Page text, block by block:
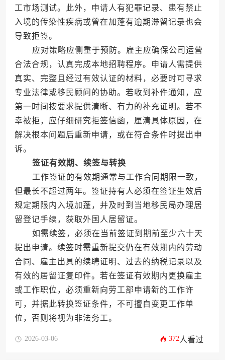
工市场测试。此外，申请人有犯罪记录、患有禁止
入境的传染性疾病或曾在加蓬有逾期滞留记录也会
导致拒签。
应对策略应侧重于预防。雇主应确保公司运营
合法合规，认真完成本地招聘程序。申请人需提供
真实、完整且经过有效认证的材料，必要时可寻求
专业法律或移民顾问的协助。若收到补件通知，应
第一时间按要求提供清晰、有力的补充证明。若不
幸被拒，应仔细研究拒签信函，厘清具体原因，在
解决根本问题后重新申请，或在符合条件时提出申
诉。
签证有效期、续签与转换
工作签证的有效期通常与工作合同期限一致，
但最长不超过两年。签证持有人必须在签证生效后
规定期限内入境加蓬，并及时到当地移民局办理居
留登记手续，获取外国人居留证。
如需续签，必须在当前签证到期前至少六十天
提出申请。续签时需重新提交仍在有效期内的劳动
合同、雇主出具的续聘证明、过去的纳税记录以及
有效的居留证复印件。若在签证有效期内更换雇主
或工作职位，必须重新向劳工部申请新的工作许
可，并据此转换签证条件，不可擅自变更工作单
位，否则将视为非法务工。
2026-03-06 372人看过